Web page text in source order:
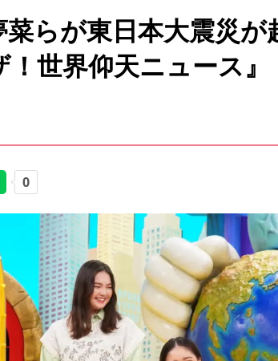
らが東日本大震災
世界仰天ニュース』